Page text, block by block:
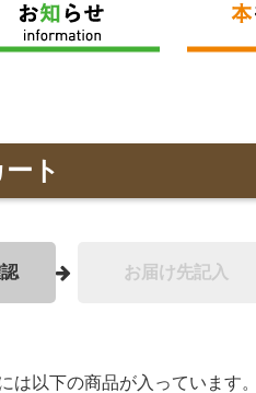
ト
お届け先記入
は以下の商品が入っています。